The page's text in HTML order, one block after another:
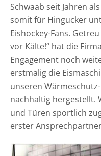
Schwaab seit Jahren
somit für Hingucker
Eishockey-Fans.
vor Kälte!“ hat die
Engagement noch
erstmalig die
unseren
nachhaltig hergestellt.
und Türen sportlich
erster